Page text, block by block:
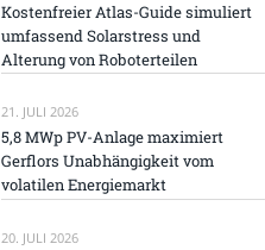
Kostenfreier Atlas-Guide simuliert
umfassend Solarstress und
Alterung von Roboterteilen
21. JULI 2026
5,8 MWp PV-Anlage maximiert
Gerflors Unabhängigkeit vom
volatilen Energiemarkt
20. JULI 2026